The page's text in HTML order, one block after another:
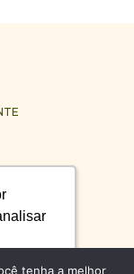
tenha a melhor